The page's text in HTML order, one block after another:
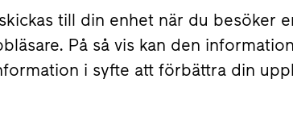
till din enhet när du besöker
På så vis kan den
i syfte att förbättra din